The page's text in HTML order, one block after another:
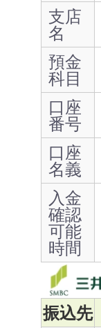
支店
名
預金
科目
口座
番号
口座
名義
入金
確認
可能
時間
振込先